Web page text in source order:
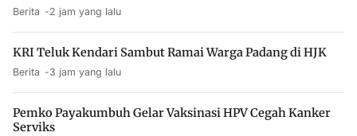
Berita 2 jam yang lalu
KRI Teluk Kendari Sambut Ramai Warga Padang di HJK
Berita 3 jam yang lalu
Pemko Payakumbuh Gelar Vaksinasi HPV Cegah Kanker
Serviks